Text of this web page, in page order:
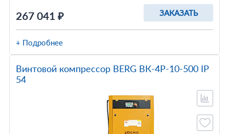
267 041 ₽ ЗАКАЗАТЬ
+ Подробнее
Винтовой компрессор BERG ВК-4Р-10-500 IP
54